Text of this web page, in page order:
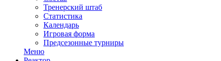
Тренерский штаб
Статистика
Календарь
Игровая форма
Предсезонные турниры
Меню